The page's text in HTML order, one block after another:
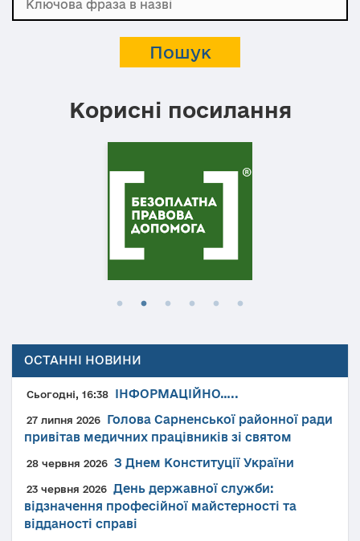
Корисні посилання
ОСТАННІ НОВИНИ
Сьогодні, 16:38 ІНФОРМАЦІЙНО…..
27 липня 2026
Голова Сарненської районної ради
привітав медичних працівників зі святом
28 червня 2026 З Днем Конституції України
23 червня 2026 День державної служби:
відзначення професійної майстерності та
відданості справі